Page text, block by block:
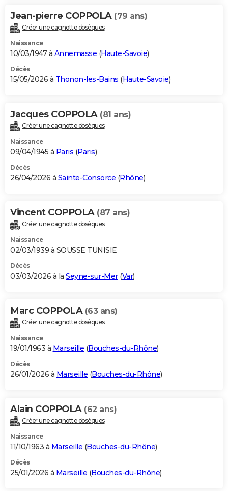
Jean-pierre COPPOLA (79 ans)
Créer une cagnotte obsèques
Naissance
10/03/1947 à Annemasse (Haute-Savoie)
Décès
15/05/2026 à Thonon-les-Bains (Haute-Savoie)
Jacques COPPOLA (81 ans)
Créer une cagnotte obsèques
Naissance
09/04/1945 à Paris (Paris)
Décès
26/04/2026 à Sainte-Consorce (Rhône)
Vincent COPPOLA (87 ans)
Créer une cagnotte obsèques
Naissance
02/03/1939 à SOUSSE TUNISIE
Décès
03/03/2026 à la Seyne-sur-Mer(Var)
Marc COPPOLA (63 ans)
Créer une cagnotte obsèques
Naissance
19/01/1963 à Marseille (Bouches-du-Rhône)
Décès
26/01/2026 à Marseille (Bouches-du-Rhône)
Alain COPPOLA (62 ans)
Créer une cagnotte obsèques
Naissance
11/10/1963 à Marseille (Bouches-du-Rhône)
Décès
25/01/2026 à Marseille (Bouches-du-Rhône)